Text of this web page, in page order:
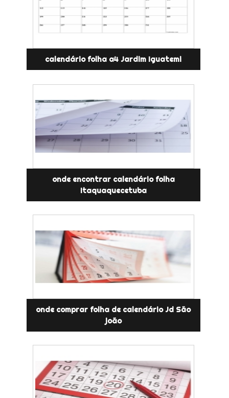
calendário folha a4 Jardim Iguatemi
onde encontrar calendário folha
Itaquaquecetuba
onde comprar folha de calendário Jd São
joão